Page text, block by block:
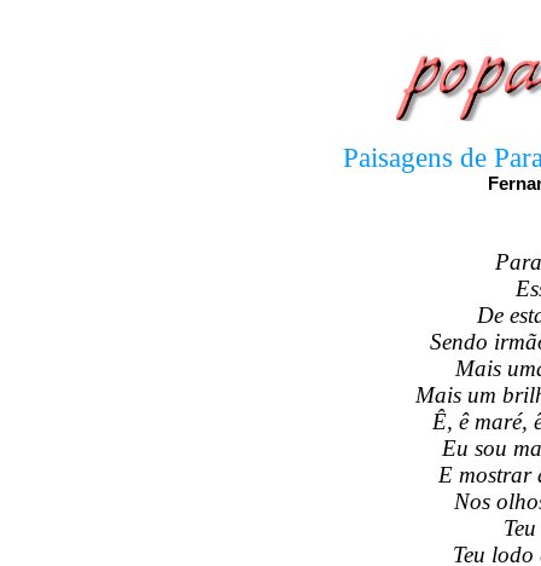
Paisagens de
De
Sendo
Mais
Mais um
Ê, ê maré,
Eu sou
E mostrar
Nos
Teu